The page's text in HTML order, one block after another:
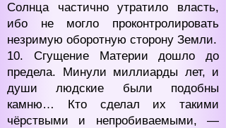
Солнца частично утратило власть,
ибо не могло проконтролировать
незримую оборотную сторону Земли.
10. Сгущение Материи дошло до
предела. Минули миллиарды лет, и
души людские были подобны
камню… Кто сделал их такими
чёрствыми и непробиваемыми, —